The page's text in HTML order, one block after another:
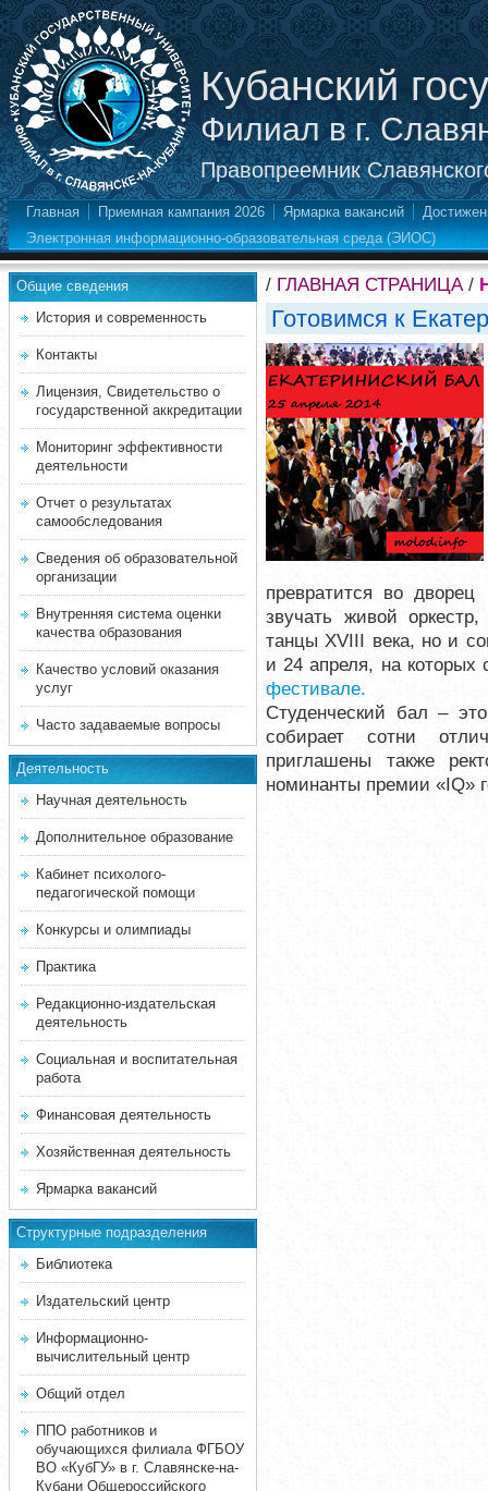
Кубанский
Филиал в г.
Правопреемник
Главная Приемная кампания 2026 Ярмарка вакансий
Электронная информационно-образовательная среда (ЭИОС)
Общие сведения
История и современность
Контакты
Лицензия, Свидетельство о
государственной аккредитации
Мониторинг эффективности
деятельности
Отчет о результатах
самообследования
Сведения об образовательной
организации
Внутренняя система оценки
качества образования
Качество условий оказания
услуг
Часто задаваемые вопросы
Деятельность
Научная деятельность
Дополнительное образование
Кабинет психолого-
педагогической помощи
Конкурсы и олимпиады
Практика
Редакционно-издательская
деятельность
Социальная и воспитательная
работа
Финансовая деятельность
Хозяйственная деятельность
Ярмарка вакансий
Структурные подразделения
Библиотека
Издательский центр
Информационно-
вычислительный центр
Общий отдел
ППО работников и
обучающихся филиала ФГБОУ
ВО «КубГУ» в г. Славянске-на-
Кубани Общероссийского
/ ГЛАВНАЯ СТРАНИЦА/
Готовимся к
превратится во
звучать живой
танцы ХVIII века, но и
и 24 апреля, на которых
фестивале.
Студенческий бал –
собирает сотни
приглашены также
номинанты премии «IQ»